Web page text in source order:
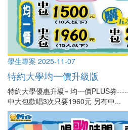
學生專案 2025-11-07
特約大學均一價升級版
特約大學優惠升級~ 均一價PLUS劵
中大包歡唱3次只要1960元 另有中...